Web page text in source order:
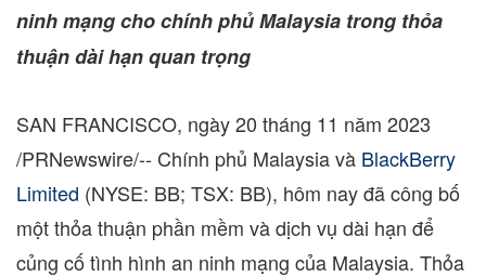
ninh mạng cho chính phủMalaysia trong thỏa
thuận dài hạn quan trọng
SAN FRANCISCO, ngày 20 tháng 11 năm 2023
/PRNewswire/-- Chính phủ Malaysiavà BlackBerry
Limited (NYSE: BB; TSX: BB), hôm nay đã công bố
một thỏa thuận phần mềm và dịch vụ dài hạn để
củng cố tình hình an ninh mạng của Malaysia. Thỏa